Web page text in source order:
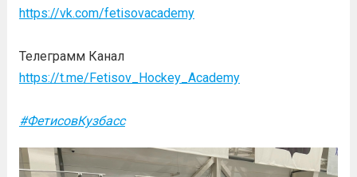
https://vk.com/fetisovacademy
Телеграмм Канал
https://t.me/Fetisov_Hockey_Academy
#ФетисовКузбасс